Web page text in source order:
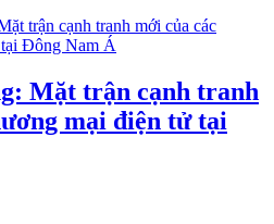
Mặt trận cạnh tranh
mại điện tử tại